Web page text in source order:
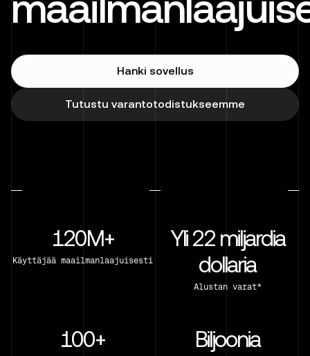
Hanki sovellus
Tutustu varantotodistukseemme
120M+
Käyttäjää maailmanlaajuisesti
Yli 22 miljardia
dollaria
Alustan varat*
100+ Biljoonia